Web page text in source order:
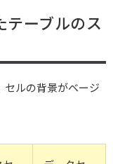
ーブルのス
ルの背景がベージ